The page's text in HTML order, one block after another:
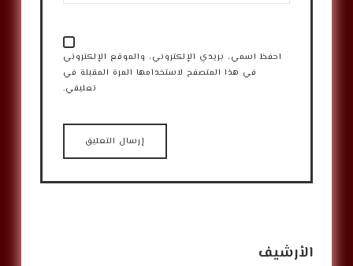
احفظ اسمي، بريدي الإلكتروني، والموقع الإلكتروني
في هذا المتصفح لاستخدامها المرة المقبلة في
تعليقي.
الأرشيف